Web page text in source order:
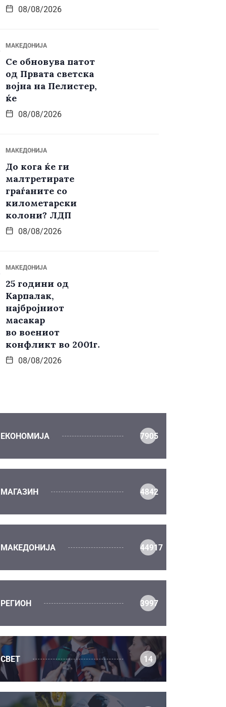
08/08/2026
МАКЕДОНИЈА
Се обновува патот
од Првата светска
војна на Пелистер,
ќе
08/08/2026
МАКЕДОНИЈА
До кога ќе ги
малтретирате
граѓаните со
километарски
колони? ЛДП
08/08/2026
МАКЕДОНИЈА
25 години од
Карпалак,
најбројниот
масакар
во воениот
конфликт во 2001г.
08/08/2026
ЕКОНОМИЈА 7905
МАГАЗИН 4842
МАКЕДОНИЈА 44917
РЕГИОН 3997
СВЕТ 14